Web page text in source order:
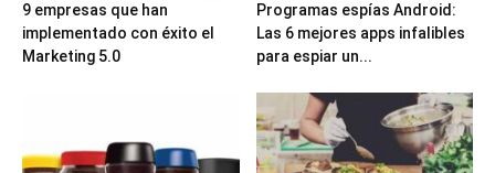
9 empresas que han
implementado con éxito el
Marketing 5.0
Programas espías Android:
Las 6 mejores apps infalibles
para espiar un...